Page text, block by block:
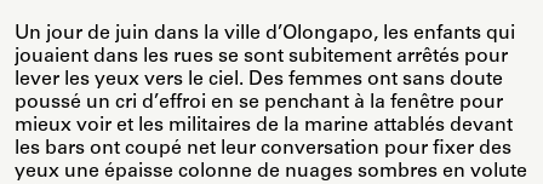
Un jour de juin dans la ville d’Olongapo, les enfants qui
jouaient dans les rues se sont subitement arrêtés pour
lever les yeux vers le ciel. Des femmes ont sans doute
poussé un cri d’effroi en se penchant à la fenêtre pour
mieux voir et les militaires de la marine attablés devant
les bars ont coupé net leur conversation pour fixer des
yeux une épaisse colonne de nuages sombres en volute